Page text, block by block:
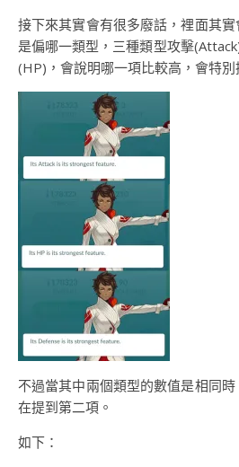
接下來其實會有很多廢話，裡面其
是偏哪一類型，三種類型攻擊
(HP)，會說明哪一項比較高，會特別
不過當其中兩個類型的數值是相同
在提到第二項。
如下：